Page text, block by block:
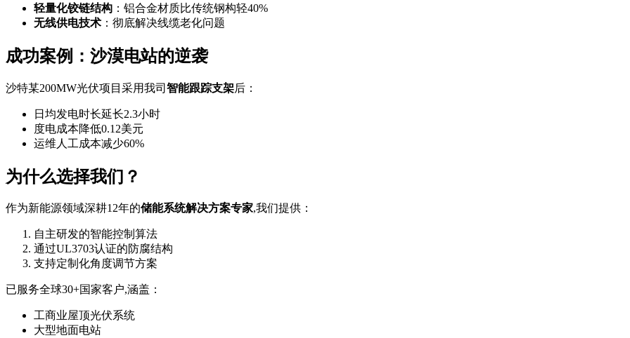
轻量化铰链结构 ：铝合金材质比传统钢构轻40%
无线供电技术 ：彻底解决线缆老化问题
成功案例：沙漠电站的逆袭
沙特某200MW光伏项目采用我司 智能跟踪支架后：
日均发电时长延长2.3小时
度电成本降低0.12美元
运维人工成本减少60%
为什么选择我们？
作为新能源领域深耕12年的储能系统解决方案专家,我们提供：
自主研发的智能控制算法
通过UL3703认证的防腐结构
支持定制化角度调节方案
已服务全球30+国家客户,涵盖：
工商业屋顶光伏系统
大型地面电站